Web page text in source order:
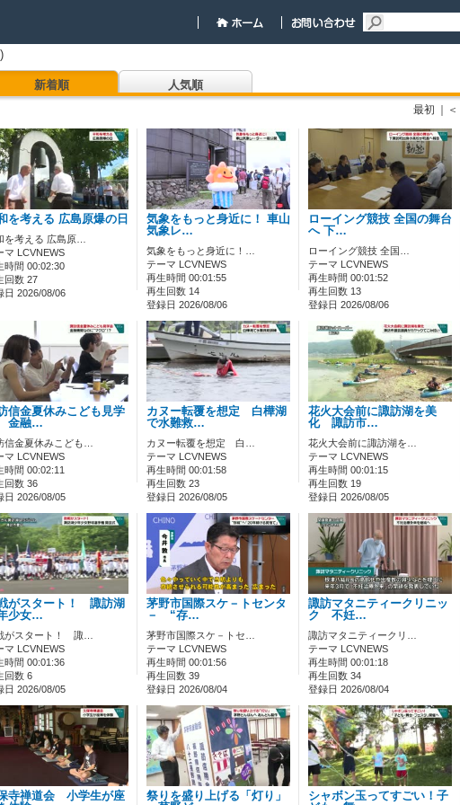
新着順 人気順
最初 ｜＜
を考える 広島原爆の日
を考える 広島原…
マ LCVNEWS
時間 00:02:30
回数 27
日 2026/08/06
気象をもっと身近に！ 車山
気象レ…
気象をもっと身近に！…
テーマ LCVNEWS
再生時間 00:01:55
再生回数 14
登録日 2026/08/06
ローイング競技 全国の舞台
へ 下…
ローイング競技 全国…
テーマ LCVNEWS
再生時間 00:01:52
再生回数 13
登録日 2026/08/06
信金夏休みこども見学
金融…
信金夏休みこども…
マ LCVNEWS
時間 00:02:11
回数 36
日 2026/08/05
カヌー転覆を想定 白樺湖
で水難救…
カヌー転覆を想定 白…
テーマ LCVNEWS
再生時間 00:01:58
再生回数 23
登録日 2026/08/05
花火大会前に諏訪湖を美
化 諏訪市…
花火大会前に諏訪湖を…
テーマ LCVNEWS
再生時間 00:01:15
再生回数 19
登録日 2026/08/05
がスタート！ 諏訪湖
少女…
がスタート！ 諏…
マ LCVNEWS
時間 00:01:36
回数 6
日 2026/08/05
茅野市国際スケ－トセンタ
－ “存…
茅野市国際スケ－トセ…
テーマ LCVNEWS
再生時間 00:01:56
再生回数 39
登録日 2026/08/04
諏訪マタニティークリニッ
ク 不妊…
諏訪マタニティークリ…
テーマ LCVNEWS
再生時間 00:01:18
再生回数 34
登録日 2026/08/04
寺禅道会 小学生が座
祭りを盛り上げる「灯り」
シャボン玉ってすごい！子